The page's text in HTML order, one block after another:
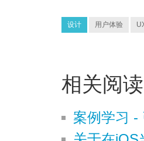
设计 用户体验
相关阅读
案例学习 -